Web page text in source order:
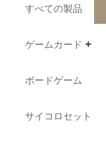
すべての製品
ゲームカード
ボードゲーム
サイコロセット